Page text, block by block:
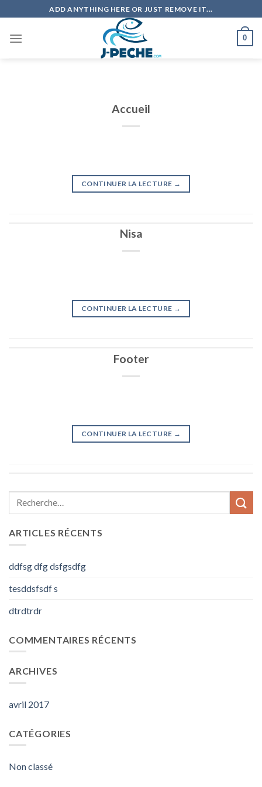
to
content
ADD ANYTHING HERE OR JUST REMOVE IT...
0
Accueil
CONTINUER LA LECTURE →
Nisa
CONTINUER LA LECTURE →
Footer
CONTINUER LA LECTURE →
ARTICLES RÉCENTS
ddfsg dfg dsfgsdfg
tesddsfsdf s
dtrdtrdr
COMMENTAIRES RÉCENTS
ARCHIVES
avril 2017
CATÉGORIES
Non classé